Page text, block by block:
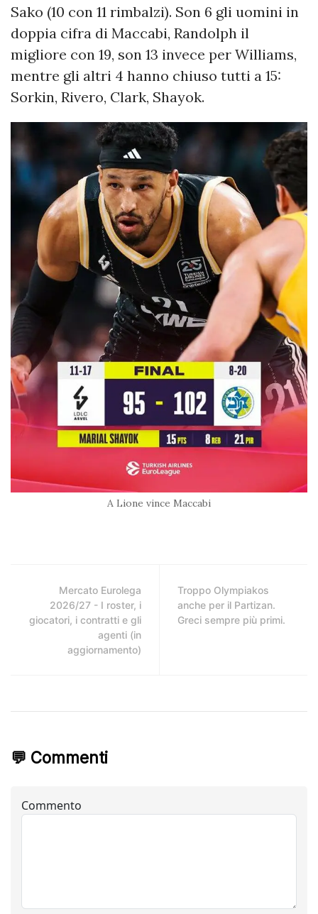
Sako (10 con 11 rimbalzi). Son 6 gli uomini in
doppia cifra di Maccabi, Randolph il
migliore con 19, son 13 invece per Williams,
mentre gli altri 4 hanno chiuso tutti a 15:
Sorkin, Rivero, Clark, Shayok.
A Lione vince Maccabi
Mercato Eurolega
2026/27 - I roster, i
giocatori, i contratti e gli
agenti (in
aggiornamento)
Troppo Olympiakos
anche per il Partizan.
Greci sempre più primi.
💬 Commenti